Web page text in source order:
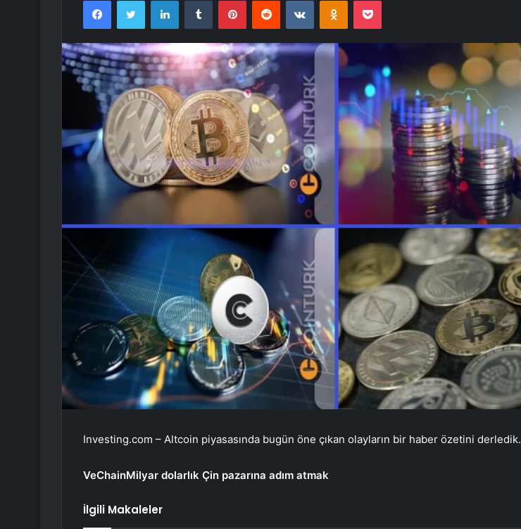
Investing.com – Altcoin piyasasında bugün öne çıkan olayların bir haber özetini derledik.
VeChainMilyar dolarlık Çin pazarına adım atmak
İlgili Makaleler